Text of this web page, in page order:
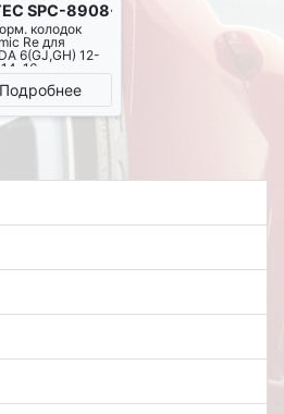
SPC-8908-Z-D1679
колодок
Re для
6(GJ,GH) 12-
16,
Outlander
ASX 14-15,
C4
12-,
4008 12-
Подробнее